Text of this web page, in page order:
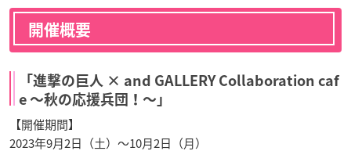
開催概要
「進撃の巨人 × and GALLERY Collaboration caf
e 〜秋の応援兵団！〜」
【開催期間】
2023年9月2日（土）～10月2日（月）